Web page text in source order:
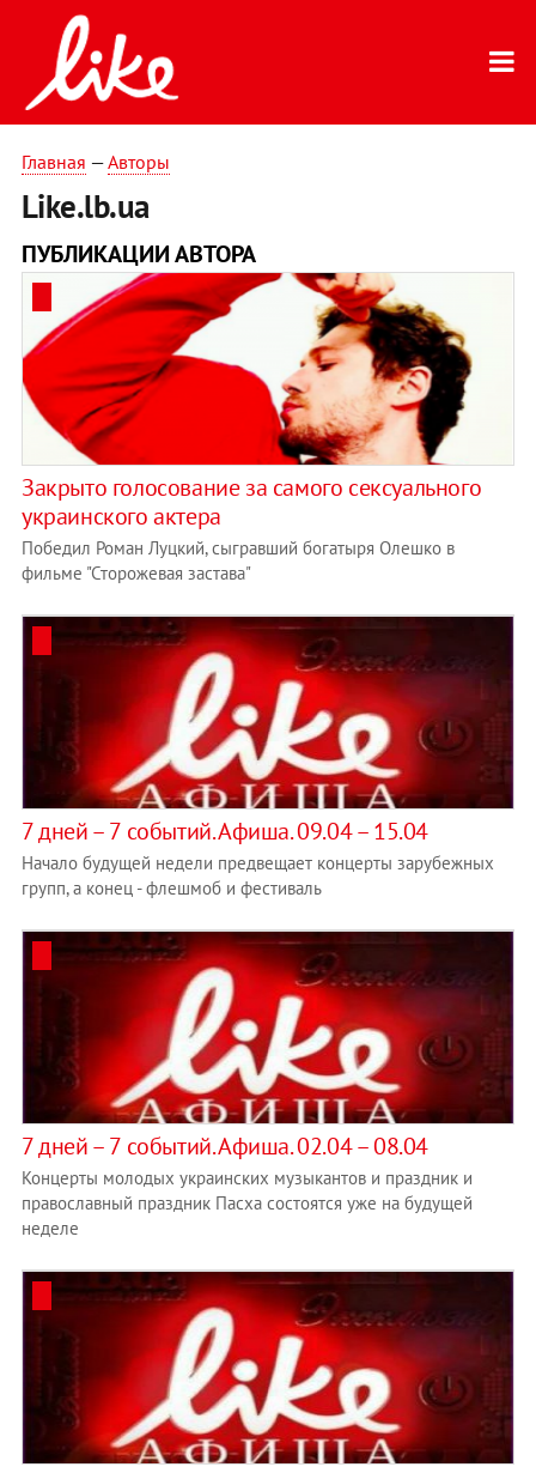
Главная —Авторы
Like.lb.ua
ПУБЛИКАЦИИ АВТОРА
Закрыто голосование за самого сексуального
украинского актера
Победил Роман Луцкий, сыгравший богатыря Олешко в
фильме "Сторожевая застава"
7 дней – 7 событий. Афиша. 09.04 – 15.04
Начало будущей недели предвещает концерты зарубежных
групп, а конец - флешмоб и фестиваль
7 дней – 7 событий. Афиша. 02.04 – 08.04
Концерты молодых украинских музыкантов и праздник и
православный праздник Пасха состоятся уже на будущей
неделе